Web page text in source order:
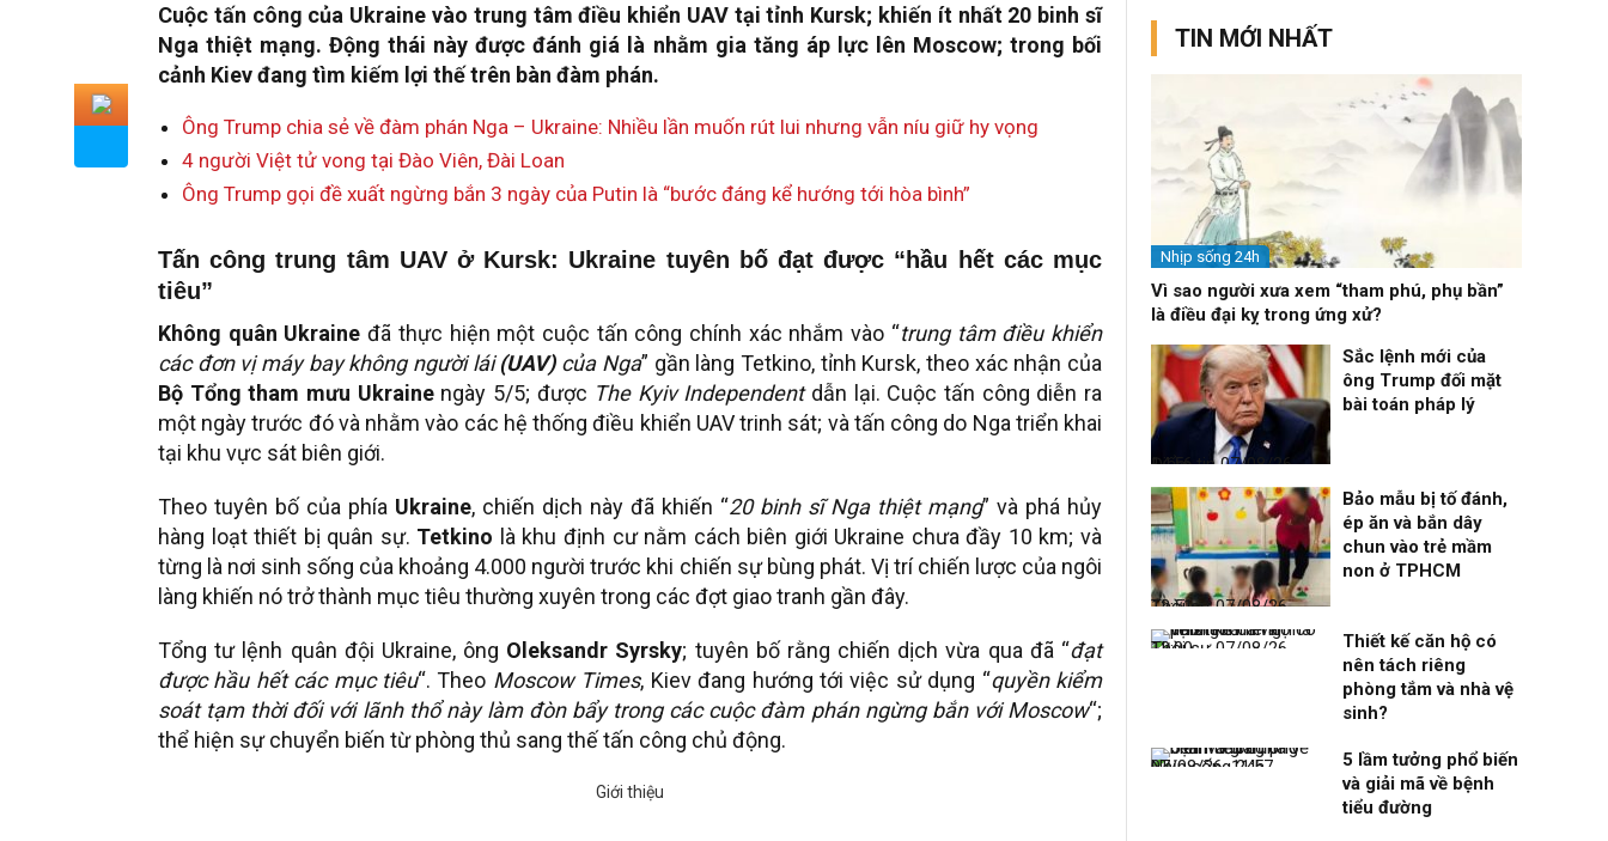
Cuộc tấn công của Ukraine vào trung tâm điều khiển UAV tại tỉnh Kursk; khiến ít nhất 20 binh sĩ
Nga thiệt mạng. Động thái này được đánh giá là nhằm gia tăng áp lực lên Moscow; trong bối
cảnh Kiev đang tìm kiếm lợi thế trên bàn đàm phán.
Ông Trump chia sẻ về đàm phán Nga – Ukraine: Nhiều lần muốn rút lui nhưng vẫn níu giữ hy vọng
4 người Việt tử vong tại Đào Viên, Đài Loan
Ông Trump gọi đề xuất ngừng bắn 3 ngày của Putin là “bước đáng kể hướng tới hòa bình”
Tấn công trung tâm UAV ở Kursk: Ukraine tuyên bố đạt được “hầu hết các mục
tiêu”
Không quân Ukraineđã thực hiện một cuộc tấn công chính xác nhắm vào “trung tâm điều khiển
các đơn vị máy bay không người lái(UAV)của Nga” gần làng Tetkino, tỉnh Kursk, theo xác nhận của
Bộ Tổng tham mưu Ukraine ngày 5/5; được The Kyiv Independentdẫn lại. Cuộc tấn công diễn ra
một ngày trước đó và nhằm vào các hệ thống điều khiển UAV trinh sát; và tấn công do Nga triển khai
tại khu vực sát biên giới.
Theo tuyên bố của phía Ukraine, chiến dịch này đã khiến “20 binh sĩ Nga thiệt mạng” và phá hủy
hàng loạt thiết bị quân sự. Tetkino là khu định cư nằm cách biên giới Ukraine chưa đầy 10 km; và
từng là nơi sinh sống của khoảng 4.000 người trước khi chiến sự bùng phát. Vị trí chiến lược của ngôi
làng khiến nó trở thành mục tiêu thường xuyên trong các đợt giao tranh gần đây.
Tổng tư lệnh quân đội Ukraine, ông Oleksandr Syrsky; tuyên bố rằng chiến dịch vừa qua đã “đạt
được hầu hết các mục tiêu“. Theo Moscow Times, Kiev đang hướng tới việc sử dụng “quyền kiểm
soát tạm thời đối với lãnh thổ này làm đòn bẩy trong các cuộc đàm phán ngừng bắn với Moscow“;
thể hiện sự chuyển biến từ phòng thủ sang thế tấn công chủ động.
TIN MỚI NHẤT
Nhịp sống 24h
Vì sao người xưa xem “tham phú, phụ bần”
là điều đại kỵ trong ứng xử?
Điểm tin
07/08/26, 14:56
Sắc lệnh mới của
ông Trump đối mặt
bài toán pháp lý
Thời sự
07/08/26, 12:51
Bảo mẫu bị tố đánh,
ép ăn và bắn dây
chun vào trẻ mầm
non ở TPHCM
Thời sự
07/08/26, 12:00
Thiết kế căn hộ có
nên tách riêng
phòng tắm và nhà vệ
sinh?
Nhịp sống 24h
07/08/26, 11:57
5 lầm tưởng phổ biến
và giải mã về bệnh
tiểu đường